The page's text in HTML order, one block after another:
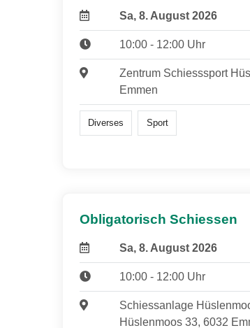
Sa, 8. August 2026
10:00 - 12:00 Uhr
Zentrum Schiesssport
Emmen
Diverses Sport
Obligatorisch Schiessen
Sa, 8. August 2026
10:00 - 12:00 Uhr
Schiessanlage
Hüslenmoos 33, 6032